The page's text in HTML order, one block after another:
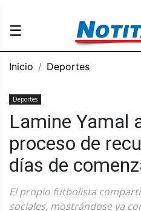
☰
Inicio Deportes
Deportes
Lamine Yamal
proceso de
días de
El propio futbolista
sociales, mostrándose ya